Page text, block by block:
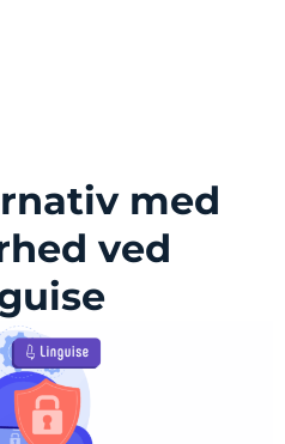
med
ved